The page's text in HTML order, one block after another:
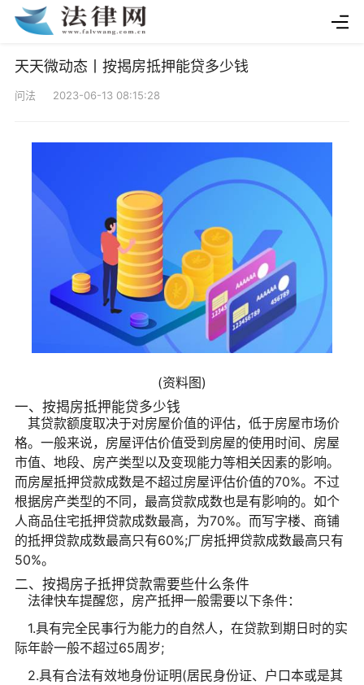
天天微动态丨按揭房抵押能贷多少钱
问法 2023-06-13 08:15:28
(资料图)
一、按揭房抵押能贷多少钱
其贷款额度取决于对房屋价值的评估，低于房屋市场价
格。一般来说，房屋评估价值受到房屋的使用时间、房屋
市值、地段、房产类型以及变现能力等相关因素的影响。
而房屋抵押贷款成数是不超过房屋评估价值的70%。不过
根据房产类型的不同，最高贷款成数也是有影响的。如个
人商品住宅抵押贷款成数最高，为70%。而写字楼、商铺
的抵押贷款成数最高只有60%;厂房抵押贷款成数最高只有
50%。
二、按揭房子抵押贷款需要些什么条件
法律快车提醒您，房产抵押一般需要以下条件：
1.具有完全民事行为能力的自然人，在贷款到期日时的实
际年龄一般不超过65周岁;
2.具有合法有效地身份证明(居民身份证、户口本或是其